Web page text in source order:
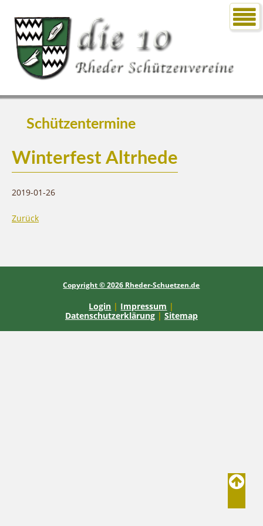
Schützentermine
Winterfest Altrhede
2019-01-26
Zurück
Copyright © 2026 Rheder-Schuetzen.de
Login | Impressum |
Datenschutzerklärung | Sitemap